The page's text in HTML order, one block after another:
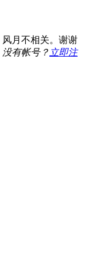
月不相关。谢谢
有帐号？ 立即注